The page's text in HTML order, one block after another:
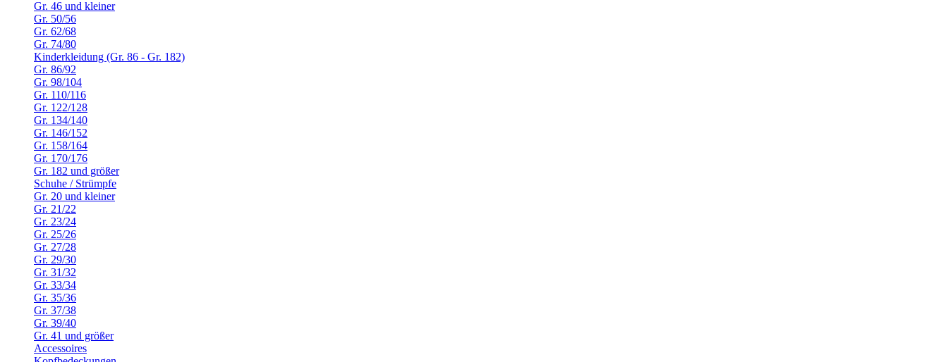
Gr. 46 und kleiner
Gr. 50/56
Gr. 62/68
Gr. 74/80
Kinderkleidung (Gr. 86 - Gr. 182)
Gr. 86/92
Gr. 98/104
Gr. 110/116
Gr. 122/128
Gr. 134/140
Gr. 146/152
Gr. 158/164
Gr. 170/176
Gr. 182 und größer
Schuhe / Strümpfe
Gr. 20 und kleiner
Gr. 21/22
Gr. 23/24
Gr. 25/26
Gr. 27/28
Gr. 29/30
Gr. 31/32
Gr. 33/34
Gr. 35/36
Gr. 37/38
Gr. 39/40
Gr. 41 und größer
Accessoires